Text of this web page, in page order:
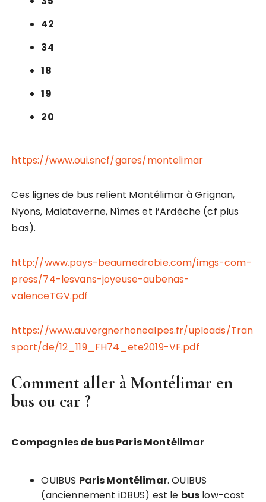
42
34
18
19
20
https://www.oui.sncf/gares/montelimar
Ces lignes de bus relient Montélimar à Grignan,
Nyons, Malataverne, Nîmes et l’Ardèche (cf plus
bas).
http://www.pays-beaumedrobie.com/imgs-com-
press/74-lesvans-joyeuse-aubenas-
valenceTGV.pdf
https://www.auvergnerhonealpes.fr/uploads/Tran
sport/de/12_119_FH74_ete2019-VF.pdf
Comment aller à Montélimar en
bus ou car ?
Compagnies de bus Paris Montélimar
OUIBUS Paris Montélimar. OUIBUS
(anciennement iDBUS) est le bus low-cost